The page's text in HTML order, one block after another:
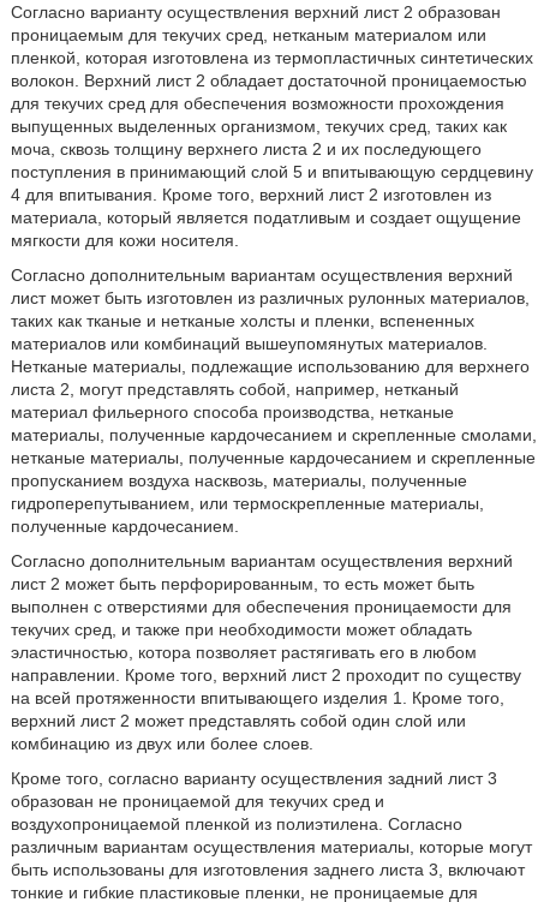
Согласно варианту осуществления верхний лист 2 образован
проницаемым для текучих сред, нетканым материалом или
пленкой, которая изготовлена из термопластичных синтетических
волокон. Верхний лист 2 обладает достаточной проницаемостью
для текучих сред для обеспечения возможности прохождения
выпущенных выделенных организмом, текучих сред, таких как
моча, сквозь толщину верхнего листа 2 и их последующего
поступления в принимающий слой 5 и впитывающую сердцевину
4 для впитывания. Кроме того, верхний лист 2 изготовлен из
материала, который является податливым и создает ощущение
мягкости для кожи носителя.
Согласно дополнительным вариантам осуществления верхний
лист может быть изготовлен из различных рулонных материалов,
таких как тканые и нетканые холсты и пленки, вспененных
материалов или комбинаций вышеупомянутых материалов.
Нетканые материалы, подлежащие использованию для верхнего
листа 2, могут представлять собой, например, нетканый
материал фильерного способа производства, нетканые
материалы, полученные кардочесанием и скрепленные смолами,
нетканые материалы, полученные кардочесанием и скрепленные
пропусканием воздуха насквозь, материалы, полученные
гидроперепутыванием, или термоскрепленные материалы,
полученные кардочесанием.
Согласно дополнительным вариантам осуществления верхний
лист 2 может быть перфорированным, то есть может быть
выполнен с отверстиями для обеспечения проницаемости для
текучих сред, и также при необходимости может обладать
эластичностью, котора позволяет растягивать его в любом
направлении. Кроме того, верхний лист 2 проходит по существу
на всей протяженности впитывающего изделия 1. Кроме того,
верхний лист 2 может представлять собой один слой или
комбинацию из двух или более слоев.
Кроме того, согласно варианту осуществления задний лист 3
образован не проницаемой для текучих сред и
воздухопроницаемой пленкой из полиэтилена. Согласно
различным вариантам осуществления материалы, которые могут
быть использованы для изготовления заднего листа 3, включают
тонкие и гибкие пластиковые пленки, не проницаемые для